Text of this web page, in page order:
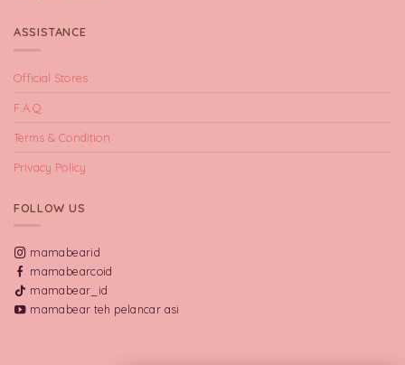
ASSISTANCE
Official Stores
F.A.Q
Terms & Condition
Privacy Policy
FOLLOW US
mamabearid
mamabearcoid
mamabear_id
mamabear teh pelancar asi